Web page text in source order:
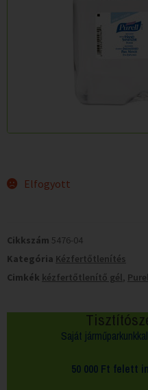
Elfogyott
Cikkszám 5476-04
Kategória Kézfertőtlenítés
Cimkék kézfertőtlenítő gél,
Saját
50 000 Ft felett